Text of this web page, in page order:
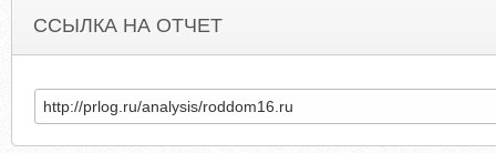
ССЫЛКА НА ОТЧЕТ